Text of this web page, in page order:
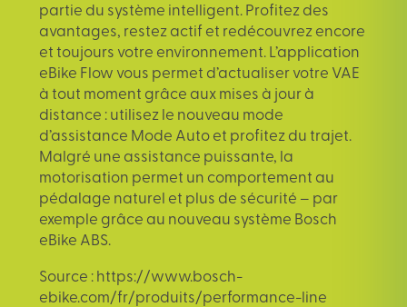
partie du système intelligent. Profitez des
avantages, restez actif et redécouvrez encore
et toujours votre environnement. L’application
eBike Flow vous permet d’actualiser votre VAE
à tout moment grâce aux mises à jour à
distance : utilisez le nouveau mode
d’assistance Mode Auto et profitez du trajet.
Malgré une assistance puissante, la
motorisation permet un comportement au
pédalage naturel et plus de sécurité – par
exemple grâce au nouveau système Bosch
eBike ABS.
Source : https://www.bosch-
ebike.com/fr/produits/performance-line